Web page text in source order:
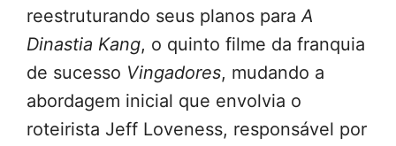
reestruturando seus planos paraA
Dinastia Kang, o quinto filme da franquia
de sucesso Vingadores, mudando a
abordagem inicial que envolvia o
roteirista Jeff Loveness, responsável por